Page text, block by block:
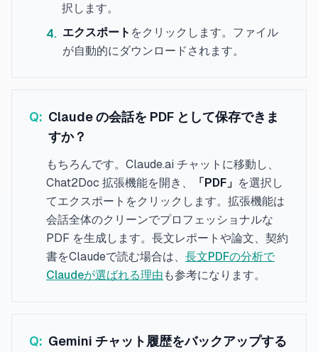
択します。
4. エクスポート をクリックします。ファイル
が自動的にダウンロードされます。
Q: Claude の会話を PDF として保存できま
すか？
もちろんです。Claude.ai チャットに移動し、
Chat2Doc 拡張機能を開き、
「PDF」 を選択し
てエクスポートをクリックします。拡張機能は
会話全体のクリーンでプロフェッショナルな
PDF を生成します。長文レポートや論文、契約
書をClaudeで読む場合は、 長文PDFの分析で
Claudeが選ばれる理由も参考になります。
Q: Gemini チャット履歴をバックアップする